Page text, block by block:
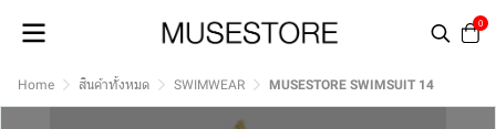
0
Home สินค้าทั้งหมด SWIMWEAR MUSESTORE SWIMSUIT 14